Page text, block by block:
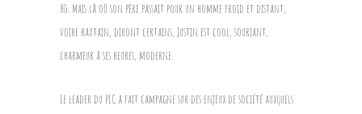
80. Mais là où son père passait pour un homme froid et distant,
voire hautain, diront certains, Justin est cool, souriant,
charmeur à ses heures, moderne.
Le leader du PLC a fait campagne sur des enjeux de société auxquels